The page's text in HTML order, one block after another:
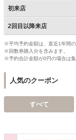
初来店
2回目以降来店
※平均予約金額は、直近1年間
※回数券購入分を含みます。
※予約合計金額が0円の場合は集
人気のクーポン
すべて